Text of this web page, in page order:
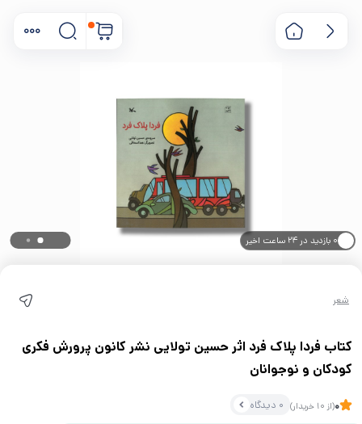
۰ بازدید در ۲۴ ساعت اخیر
شعر
کتاب فردا پلاک فرد اثر حسین تولایی نشر کانون پرورش فکری
کودکان و نوجوانان
0(از 10 خریدار) 0 دیدگاه